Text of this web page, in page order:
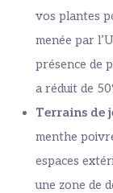
vos plantes
menée par
présence de
a réduit de
Terrains de
menthe
espaces
une zone de